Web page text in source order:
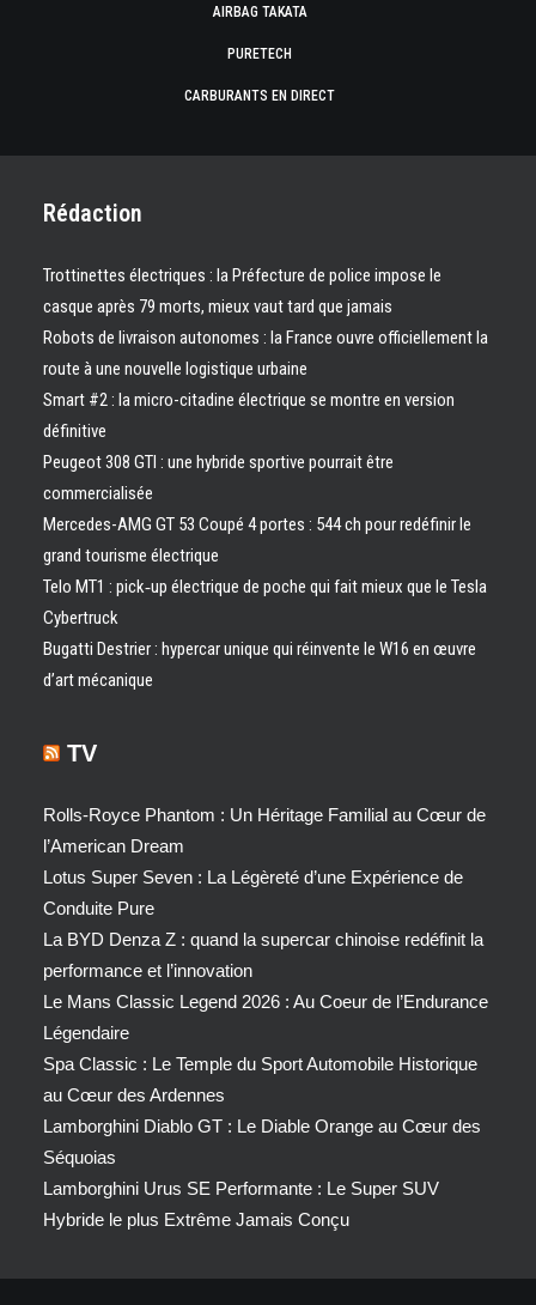
AIRBAG TAKATA
PURETECH
CARBURANTS EN DIRECT
Rédaction
Trottinettes électriques : la Préfecture de police impose le
casque après 79 morts, mieux vaut tard que jamais
Robots de livraison autonomes : la France ouvre officiellement la
route à une nouvelle logistique urbaine
Smart #2 : la micro-citadine électrique se montre en version
définitive
Peugeot 308 GTI : une hybride sportive pourrait être
commercialisée
Mercedes-AMG GT 53 Coupé 4 portes : 544 ch pour redéfinir le
grand tourisme électrique
Telo MT1 : pick‑up électrique de poche qui fait mieux que le Tesla
Cybertruck
Bugatti Destrier : hypercar unique qui réinvente le W16 en œuvre
d’art mécanique
TV
Rolls-Royce Phantom : Un Héritage Familial au Cœur de
l’American Dream
Lotus Super Seven : La Légèreté d’une Expérience de
Conduite Pure
La BYD Denza Z : quand la supercar chinoise redéfinit la
performance et l’innovation
Le Mans Classic Legend 2026 : Au Coeur de l’Endurance
Légendaire
Spa Classic : Le Temple du Sport Automobile Historique
au Cœur des Ardennes
Lamborghini Diablo GT : Le Diable Orange au Cœur des
Séquoias
Lamborghini Urus SE Performante : Le Super SUV
Hybride le plus Extrême Jamais Conçu